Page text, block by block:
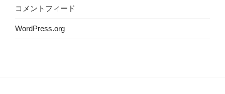
コメントフィード
WordPress.org